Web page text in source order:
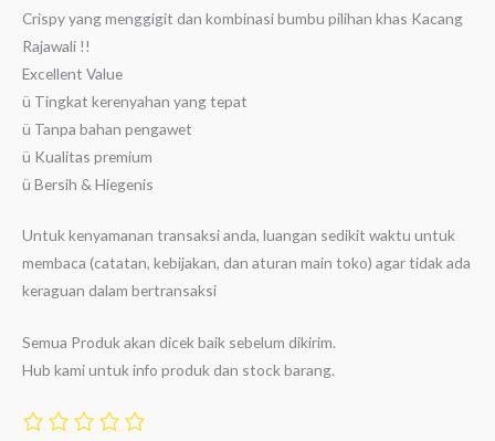
Crispy yang menggigit dan kombinasi bumbu pilihan khas Kacang
Rajawali !!
Excellent Value
ü Tingkat kerenyahan yang tepat
ü Tanpa bahan pengawet
ü Kualitas premium
ü Bersih & Hiegenis
Untuk kenyamanan transaksi anda, luangan sedikit waktu untuk
membaca (catatan, kebijakan, dan aturan main toko) agar tidak ada
keraguan dalam bertransaksi
Semua Produk akan dicek baik sebelum dikirim.
Hub kami untuk info produk dan stock barang.